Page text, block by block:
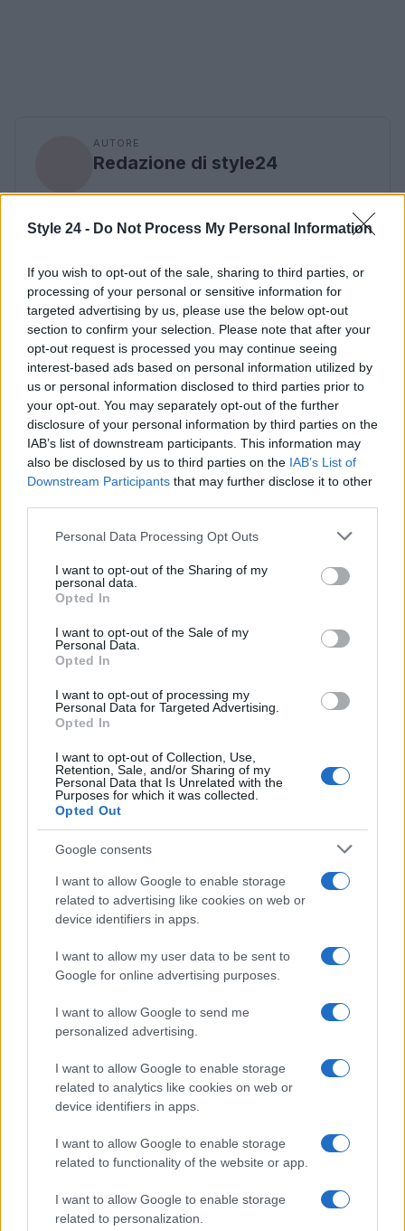
Style 24 - Do Not Process My Personal Information
If you wish to opt-out of the sale, sharing to third parties, or
processing of your personal or sensitive information for
targeted advertising by us, please use the below opt-out
section to confirm your selection. Please note that after your
opt-out request is processed you may continue seeing
interest-based ads based on personal information utilized by
us or personal information disclosed to third parties prior to
your opt-out. You may separately opt-out of the further
disclosure of your personal information by third parties on the
IAB’s list of downstream participants. This information may
also be disclosed by us to third parties on the IAB’s List of
Downstream Participants that may further disclose it to other
Please note that this website/app uses one or more Google
not limited to your visit or usage behaviour. You may click to
grant or deny consent to Google and its third-party tags to
use your data for below specified purposes in below Google
consent section.
Personal Data Processing Opt Outs
I want to opt-out of the Sharing of my
personal data.
Opted In
I want to opt-out of the Sale of my
Personal Data.
Opted In
I want to opt-out of processing my
Personal Data for Targeted Advertising.
Opted In
I want to opt-out of Collection, Use,
Retention, Sale, and/or Sharing of my
Personal Data that Is Unrelated with the
Purposes for which it was collected.
Opted Out
Google consents
I want to allow Google to enable storage
related to advertising like cookies on web or
device identifiers in apps.
I want to allow my user data to be sent to
Google for online advertising purposes.
I want to allow Google to send me
personalized advertising.
I want to allow Google to enable storage
related to analytics like cookies on web or
device identifiers in apps.
I want to allow Google to enable storage
related to functionality of the website or app.
I want to allow Google to enable storage
related to personalization.
AUTORE
Redazione di style24
Continua a leggere
Come scegliere un fitness tracker elegante e
Camilla Fiore · 8 Ago 2026
FITNESS